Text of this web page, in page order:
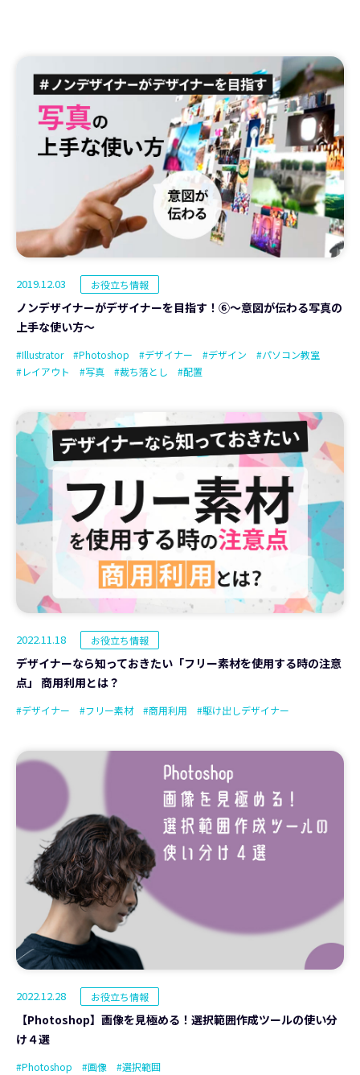
2019.12.03 お役立ち情報
ノンデザイナーがデザイナーを目指す！⑥～意図が伝わる写真の
上手な使い方～
#Illustrator #Photoshop #デザイナー #デザイン
#パソコン教室
#レイアウト
#写真 #裁ち落とし #配置
2022.11.18 お役立ち情報
デザイナーなら知っておきたい「フリー素材を使用する時の注意
点」 商用利用とは？
#デザイナー #フリー素材 #商用利用 #駆け出しデザイナー
2022.12.28 お役立ち情報
【Photoshop】画像を見極める！選択範囲作成ツールの使い分
け４選
#Photoshop #画像 #選択範囲